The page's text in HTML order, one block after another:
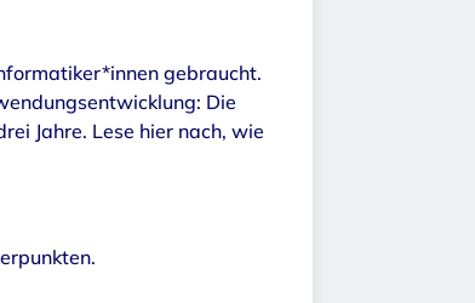
gebraucht.
Die
Jahre. Lese hier nach, wie